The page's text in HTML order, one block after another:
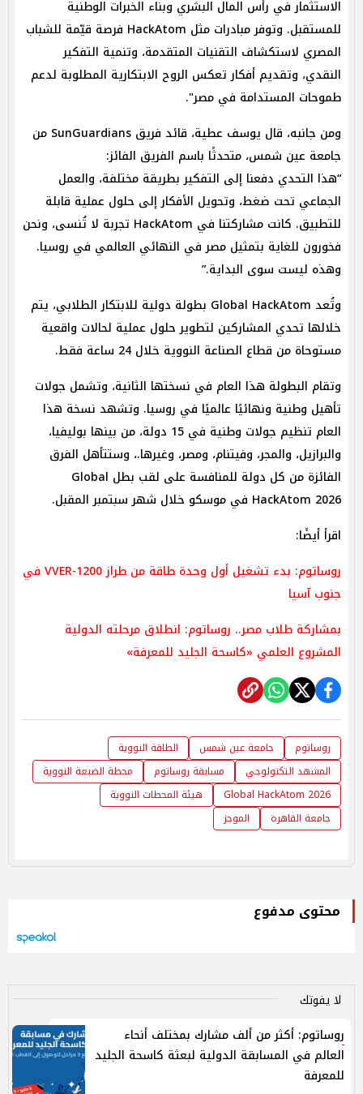
الاستثمار في رأس المال البشري وبناء الخبرات الوطنية
للمستقبل. وتوفر مبادرات مثل HackAtom فرصة قيّمة للشباب
المصري لاستكشاف التقنيات المتقدمة، وتنمية التفكير
النقدي، وتقديم أفكار تعكس الروح الابتكارية المطلوبة لدعم
طموحات المستدامة في مصر".
ومن جانبه، قال يوسف عطية، قائد فريق SunGuardians من
جامعة عين شمس، متحدثًا باسم الفريق الفائز:
“هذا التحدي دفعنا إلى التفكير بطريقة مختلفة، والعمل
الجماعي تحت ضغط، وتحويل الأفكار إلى حلول عملية قابلة
للتطبيق. كانت مشاركتنا في HackAtom تجربة لا تُنسى، ونحن
فخورون للغاية بتمثيل مصر في النهائي العالمي في روسيا.
وهذه ليست سوى البداية.”
وتُعد Global HackAtom بطولة دولية للابتكار الطلابي، يتم
خلالها تحدي المشاركين لتطوير حلول عملية لحالات واقعية
مستوحاة من قطاع الصناعة النووية خلال 24 ساعة فقط.
وتقام البطولة هذا العام في نسختها الثانية، وتشمل جولات
تأهيل وطنية ونهائيًا عالميًا في روسيا. وتشهد نسخة هذا
العام تنظيم جولات وطنية في 15 دولة، من بينها بوليفيا،
والبرازيل، والمجر، وفيتنام، ومصر، وغيرها.، وستتأهل الفرق
الفائزة من كل دولة للمنافسة على لقب بطل Global
HackAtom 2026 في موسكو خلال شهر سبتمبر المقبل.
اقرأ أيضًا:
روساتوم: بدء تشغيل أول وحدة طاقة من طراز VVER-1200 في
جنوب آسيا
بمشاركة طلاب مصر.. روساتوم: انطلاق مرحلته الدولية
المشروع العلمي «كاسحة الجليد للمعرفة»
روساتوم جامعة عين شمس
الطاقة النووية
المشهد التكنولوجي
مسابقة روساتوم
محطة الضبعة النووية
Global HackAtom 2026
هيئة المحطات النووية
جامعة القاهرة
الموجز
محتوى مدفوع
لا يفوتك
روساتوم: أكثر من ألف مشارك بمختلف أنحاء
العالم في المسابقة الدولية لبعثة كاسحة الجليد
للمعرفة